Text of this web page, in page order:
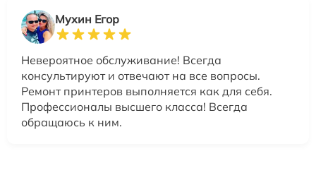
Мухин Егор
Невероятное обслуживание! Всегда
консультируют и отвечают на все вопросы.
Ремонт принтеров выполняется как для себя.
Профессионалы высшего класса! Всегда
обращаюсь к ним.